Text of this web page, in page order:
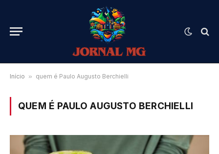
Início » quem é Paulo Augusto Berchielli
QUEM É PAULO AUGUSTO BERCHIELLI